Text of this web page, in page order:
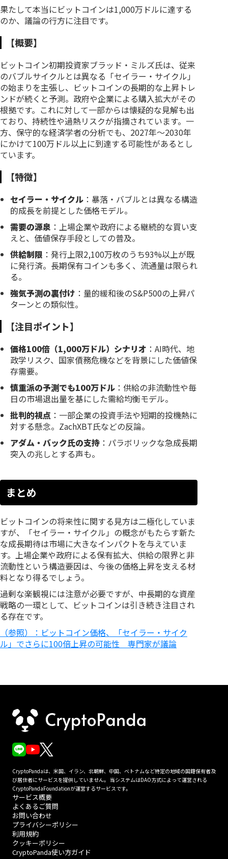
果たして本当にビットコインは1,000万ドルに達する
のか、議論の行方に注目です。
【概要】
ビットコイン初期投資家ブラッド・ミルズ氏は、従来
のバブルサイクルとは異なる「セイラー・サイクル」
の始まりを主張し、ビットコインの長期的な上昇トレ
ンドが続くと予測。政府や企業による購入拡大がその
根拠です。これに対して一部からは懐疑的な見解も出
ており、持続性や過熱リスクが指摘されています。一
方、保守的な経済学者の分析でも、2027年〜2030年
にかけて100万ドル以上に到達する可能性があるとし
ています。
【特徴】
セイラー・サイクル ：暴落・バブルとは異なる構造
的成長を前提とした価格モデル。
需要の源泉 ：上場企業や政府による継続的な買い支
えと、価値保存手段としての普及。
供給制限 ：発行上限2,100万枚のうち93%以上が既
に発行済。長期保有コインも多く、流通量は限られ
る。
強気予測の裏付け ：量的緩和後のS&P500の上昇パ
ターンとの類似性。
【注目ポイント】
価格100倍（1,000万ドル）シナリオ ：AI時代、地
政学リスク、国家債務危機などを背景にした価値保
存需要。
慎重派の予測でも100万ドル ：供給の非流動性や毎
日の市場退出量を基にした需給均衡モデル。
批判的視点 ：一部企業の投資手法や短期的投機熱に
対する懸念。ZachXBT氏などの反論。
アダム・バック氏の支持 ：パラボリックな急成長期
突入の兆しとする声も。
まとめ
ビットコインの将来性に関する見方は二極化していま
すが、「セイラー・サイクル」の概念がもたらす新た
な成長期待は市場に大きなインパクトを与えていま
す。上場企業や政府による保有拡大、供給の限界と非
流動性という構造要因は、今後の価格上昇を支える材
料となり得るでしょう。
過剰な楽観視には注意が必要ですが、中長期的な資産
戦略の一環として、ビットコインは引き続き注目され
る存在です。
（参照）：ビットコイン価格、「セイラー・サイク
ル」でさらに100倍上昇の可能性 専門家が議論
CryptoPandaは、米国、イラン、北朝鮮、中国、ベトナムなど特定の地域の国籍保有者及
び居住者にサービスを提供していません。 当システムはDAO方式によって運営される
CryptoPandaFoundationが運営するサービスです。
サービス概要
よくあるご質問
お問い合わせ
プライバシーポリシー
利用規約
クッキーポリシー
CryptoPanda使い方ガイド